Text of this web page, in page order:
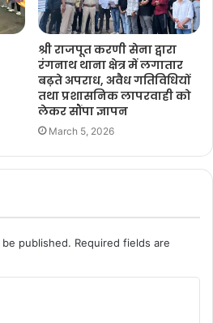
श्री राजपूत करणी सेना द्वारा
रंगनाथ थाना क्षेत्र में लगातार
बढ़ते अपराध, अवैध गतिविधियों
तथा प्रशासनिक लापरवाही को
लेकर सौंपा ज्ञापन
March 5, 2026
published. Required fields are